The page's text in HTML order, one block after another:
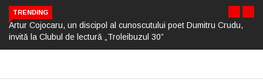
TRENDING
Artur Cojocaru, un discipol al cunoscutului poet Dumitru Crudu,
invită la Clubul de lectură „Troleibuzul 30”